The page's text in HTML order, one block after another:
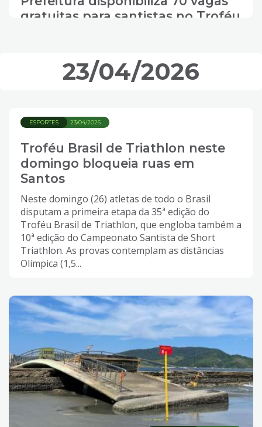
gratuitas para santistas no Troféu
23/04/2026
23/04/2026
ESPORTES
Troféu Brasil de Triathlon neste
domingo bloqueia ruas em
Santos
Neste domingo (26) atletas de todo o Brasil
disputam a primeira etapa da 35ª edição do
Troféu Brasil de Triathlon, que engloba também a
10ª edição do Campeonato Santista de Short
Triathlon. As provas contemplam as distâncias
Olímpica (1,5...